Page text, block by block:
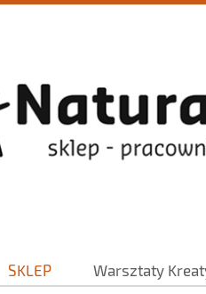
SKLEP Warsztaty